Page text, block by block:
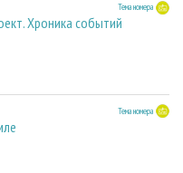
Тема номера
Хроника событий
Тема номера